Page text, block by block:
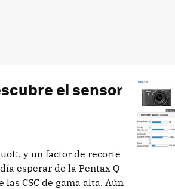
el sensor
y un factor de recorte
esperar de la Pentax Q
CSC de gama alta. Aún